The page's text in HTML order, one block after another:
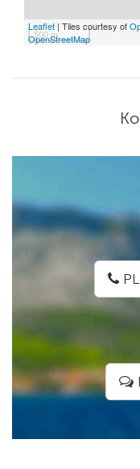
500 m
Leaflet | Tiles courtesy of
OpenStreetMap
PL